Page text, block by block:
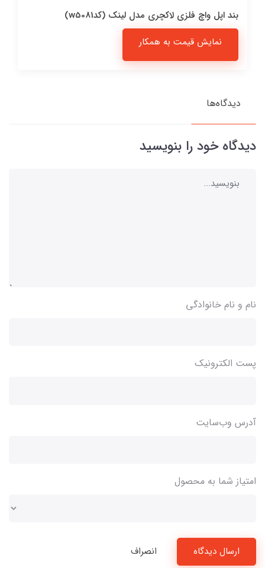
بند اپل واچ فلزی لاکچری مدل لینک (کدw5081)
نمایش قیمت به همکار
دیدگاه‌ها
دیدگاه خود را بنویسید
نام و نام خانوادگی
پست الکترونیک
آدرس وب‌سایت
امتیاز شما به محصول
ارسال دیدگاه انصراف